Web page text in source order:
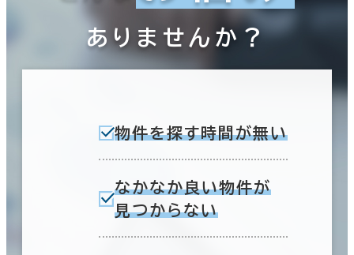
ありませんか？
物件を探す時間が無い
なかなか良い物件が
見つからない